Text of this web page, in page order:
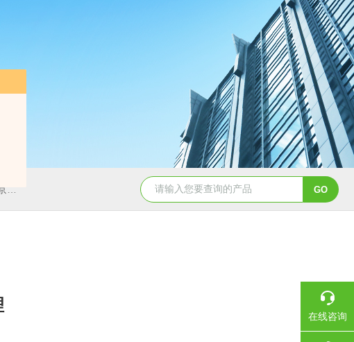
GDW-150高低温试验箱 GDW系列南京高低温循
在线咨询